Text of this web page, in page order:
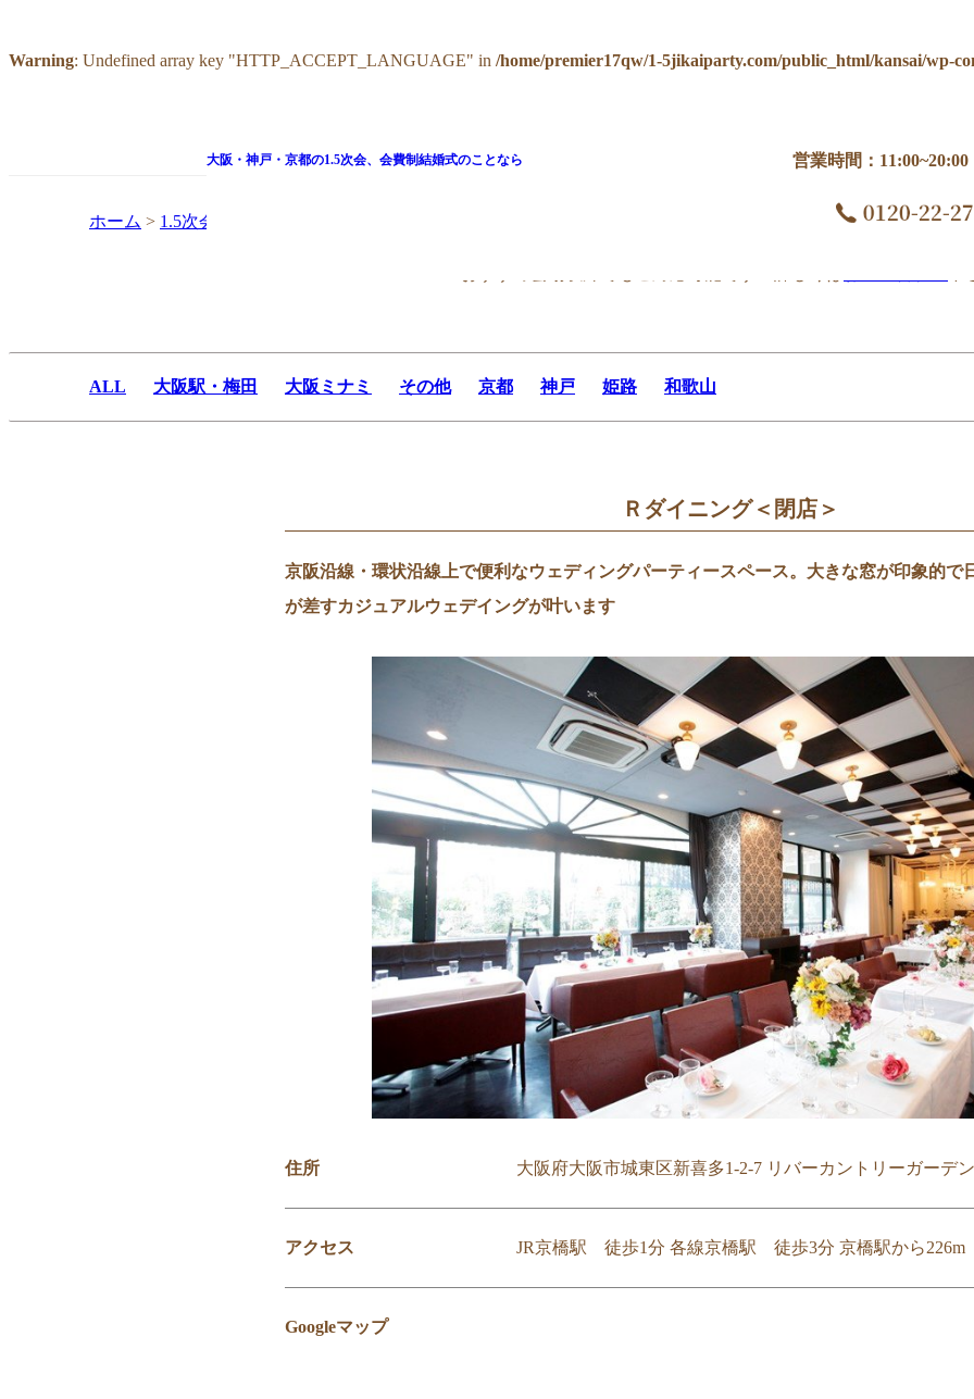
Warning: Undefined array key "HTTP_ACCEPT_LANGUAGE" in /home/premier17qw/1-5jikaiparty.com/public_html/kansai/wp-
大阪・神戸・京都の1.5次会、 会費制結婚式のことなら 営業時間：
ホーム > 1.5次会会場一覧
ALL 大阪駅・梅田 大阪ミナミ その他 京都 神戸 姫路 和歌山
Ｒダイニング＜閉店＞
京阪沿線・環状沿線上で便利なウェディングパーティースペース。大きな窓が印象的で
が差すカジュアルウェデイングが叶います
住所 大阪府大阪市城東区新喜多1-2-7 リバーカントリーガーデ
アクセス JR京橋駅 徒歩1分 各線京橋駅 徒歩3分 京橋駅から226m
Googleマップ